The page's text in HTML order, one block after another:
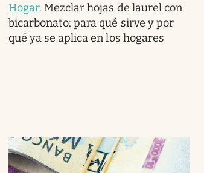
Hogar. Mezclar hojas de laurel con
bicarbonato: para qué sirve y por
qué ya se aplica en los hogares